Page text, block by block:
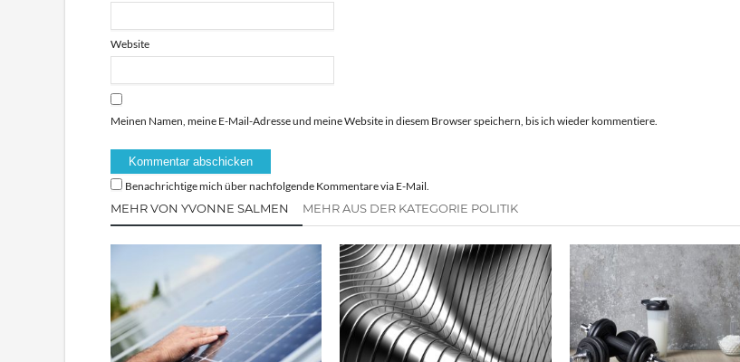
Website
Meinen Namen, meine E-Mail-Adresse und meine Website in diesem Browser speichern, bis ich wieder kommentiere.
Benachrichtige mich über nachfolgende Kommentare via E-Mail.
MEHR VON YVONNE SALMEN MEHR AUS DER KATEGORIE POLITIK